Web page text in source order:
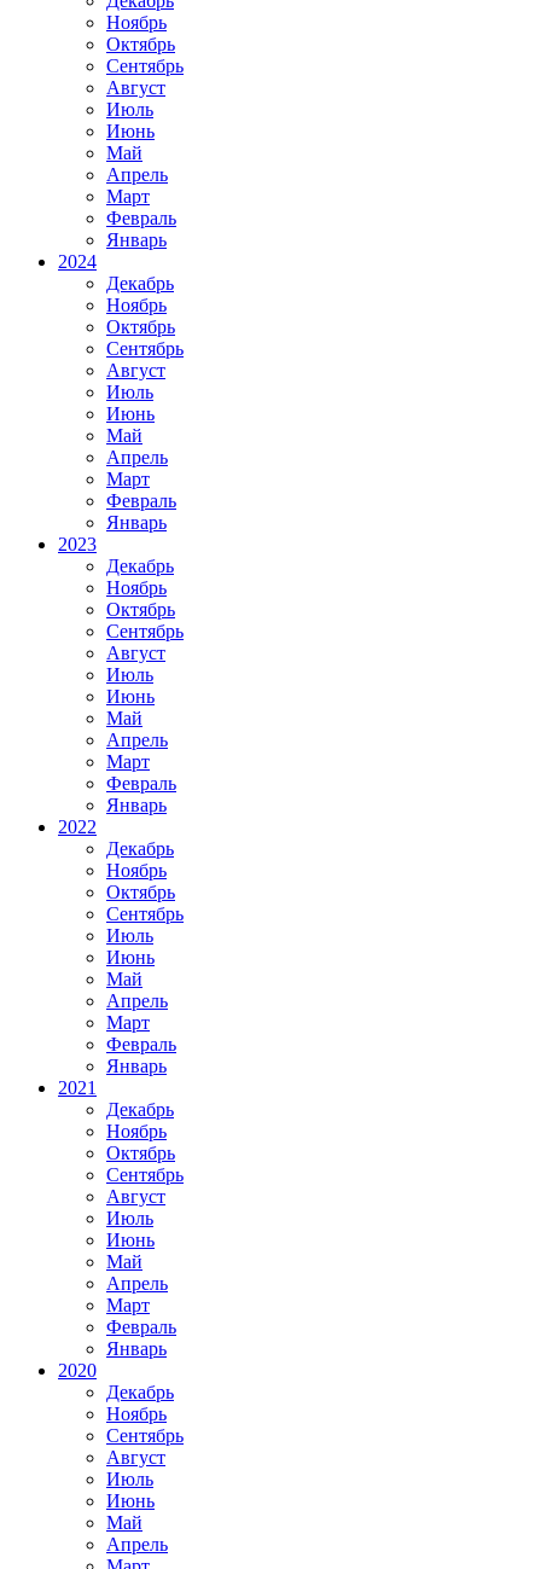
Ноябрь
Октябрь
Сентябрь
Август
Июль
Июнь
Май
Апрель
Март
Февраль
Январь
2024
Декабрь
Ноябрь
Октябрь
Сентябрь
Август
Июль
Июнь
Май
Апрель
Март
Февраль
Январь
2023
Декабрь
Ноябрь
Октябрь
Сентябрь
Август
Июль
Июнь
Май
Апрель
Март
Февраль
Январь
2022
Декабрь
Ноябрь
Октябрь
Сентябрь
Июль
Июнь
Май
Апрель
Март
Февраль
Январь
2021
Декабрь
Ноябрь
Октябрь
Сентябрь
Август
Июль
Июнь
Май
Апрель
Март
Февраль
Январь
2020
Декабрь
Ноябрь
Сентябрь
Август
Июль
Июнь
Май
Апрель